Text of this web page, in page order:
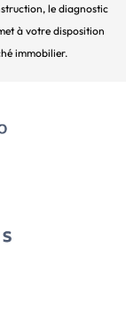
le diagnostic
à votre disposition
immobilier.